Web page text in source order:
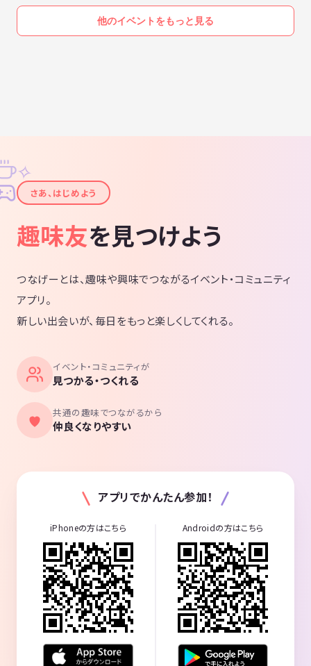
他のイベントをもっと見る
✦
✧
さあ、はじめよう
趣味友を見つけよう
つなげーとは、趣味や興味でつながるイベント・コミュニティ
アプリ。
新しい出会いが、毎日をもっと楽しくしてくれる。
イベント・コミュニティが
見つかる・つくれる
共通の趣味でつながるから
仲良くなりやすい
アプリでかんたん参加！
iPhoneの方はこちら Androidの方はこちら